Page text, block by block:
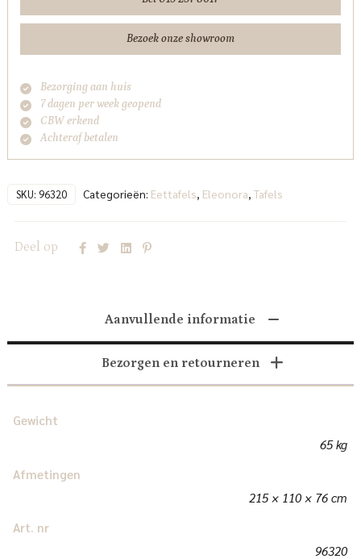
Bezoek onze showroom
Bezorging aan huis
7 dagen per week geopend
CBW erkend
Achteraf betalen
SKU: 96320 Categorieën: Eettafels Eleonora Tafels
Deel op
Aanvullende informatie
Bezorgen en retourneren
Gewicht
65 kg
Afmetingen
215 × 110 × 76 cm
Art. nr
96320